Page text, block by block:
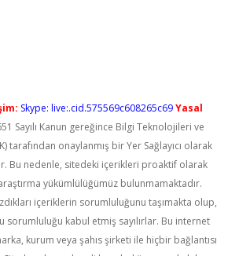
Skype: live:.cid.575569c608265c69Yasal
Sayılı Kanun gereğince Bilgi Teknolojileri ve
tarafından onaylanmış bir Yer Sağlayıcı olarak
Bu nedenle, sitedeki içerikleri proaktif olarak
yükümlülüğümüz bulunmamaktadır.
içeriklerin sorumluluğunu taşımakta olup,
sorumluluğu kabul etmiş sayılırlar. Bu internet
kurum veya şahıs şirketi ile hiçbir bağlantısı